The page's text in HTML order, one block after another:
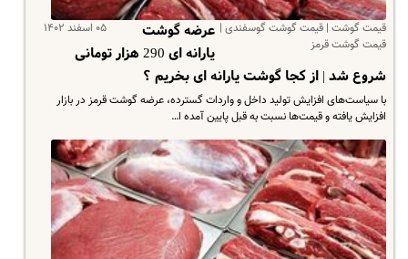
قیمت گوشت | قیمت گوشت گوسفندی |
قیمت گوشت قرمز
۰۵ اسفند ۱۴۰۲
عرضه گوشت
یارانه ای 290 هزار تومانی
شروع شد | از کجا گوشت یارانه ای بخریم ؟
با سیاست‌های افزایش تولید داخل و واردات گسترده، عرضه گوشت قرمز در بازار
افزایش یافته و قیمت‌ها نسبت به قبل پایین آمده ا…